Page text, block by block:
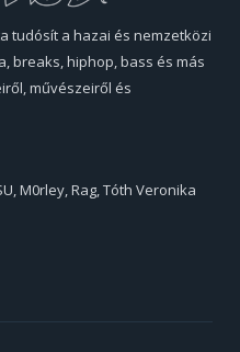
tudósít a hazai és nemzetközi
breaks, hiphop, bass és más
művészeiről és
M0rley, Rag, Tóth Veronika